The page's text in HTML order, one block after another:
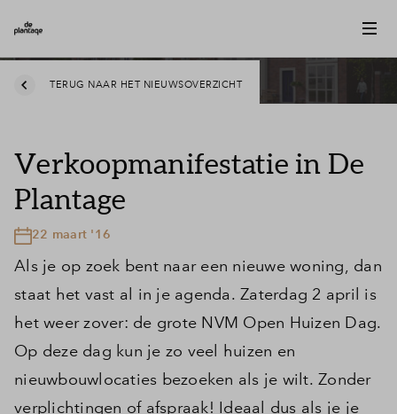
TERUG NAAR HET NIEUWSOVERZICHT
Verkoopmanifestatie in De
Plantage
22 maart '16
Als je op zoek bent naar een nieuwe woning, dan
staat het vast al in je agenda. Zaterdag 2 april is
het weer zover: de grote NVM Open Huizen Dag.
Op deze dag kun je zo veel huizen en
nieuwbouwlocaties bezoeken als je wilt. Zonder
verplichtingen of afspraak! Ideaal dus als je je